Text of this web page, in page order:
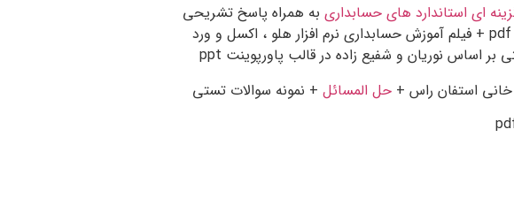
ای استاندارد های حسابداری به همراه پاسخ تشریحی
بر اساس نوریان و شفیع زاده در قالب پاورپوینت ppt
حل المسائل + نمونه سوالات تستی